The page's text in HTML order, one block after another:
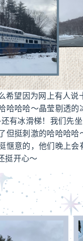
望因为网上有人说
哈哈哈～晶莹剔透的
有冰滑梯！我们先
但挺刺激的哈哈哈
惬意的，他们晚上会
挺开心～